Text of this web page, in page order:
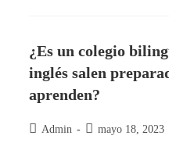
¿Es un colegio
inglés salen
aprenden?
Admin mayo 18, 2023